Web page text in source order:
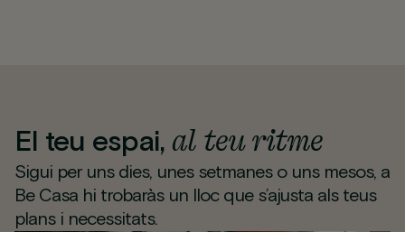
El teu espai, al teu ritme
Sigui per uns dies, unes setmanes o uns mesos, a
Be Casa hi trobaràs un lloc que s’ajusta als teus
plans i necessitats.